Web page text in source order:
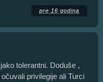
pre 16 godina
tolerantni. Doduše ,
privilegije ali Turci